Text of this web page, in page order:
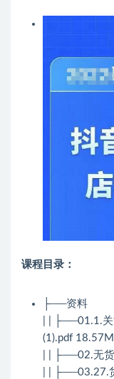
课程目录：
├──资料
| | ├──01.1.
(1).pdf 18.57M
| | ├──02.无
| | ├──03.27.